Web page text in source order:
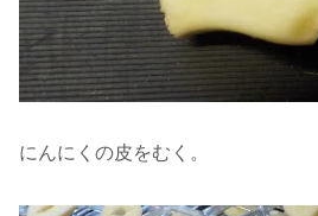
にんにくの皮をむく。